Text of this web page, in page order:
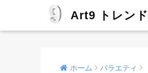
Art9 トレン
ホーム バラエティ